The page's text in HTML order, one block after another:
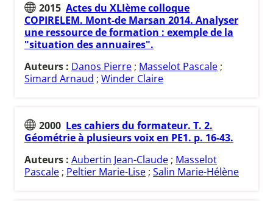
2015 Actes du XLIème colloque
COPIRELEM. Mont-de Marsan 2014. Analyser
une ressource de formation : exemple de la
"situation des annuaires".
Auteurs : Danos Pierre ; Masselot Pascale ;
Simard Arnaud ; Winder Claire
2000 Les cahiers du formateur. T. 2.
Géométrie à plusieurs voix en PE1. p. 16-43.
Auteurs : Aubertin Jean-Claude ; Masselot
Pascale ; Peltier Marie-Lise ; Salin Marie-Hélène